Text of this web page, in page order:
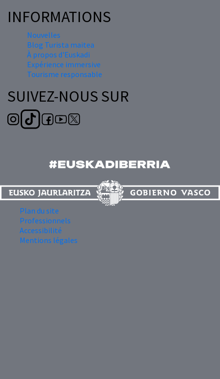
INFORMATIONS
Nouvelles
Blog Turista maitea
À propos d'Euskadi
Expérience immersive
Tourisme responsable
SUIVEZ-NOUS SUR
Plan du site
Professionnels
Accessibilité
Mentions légales